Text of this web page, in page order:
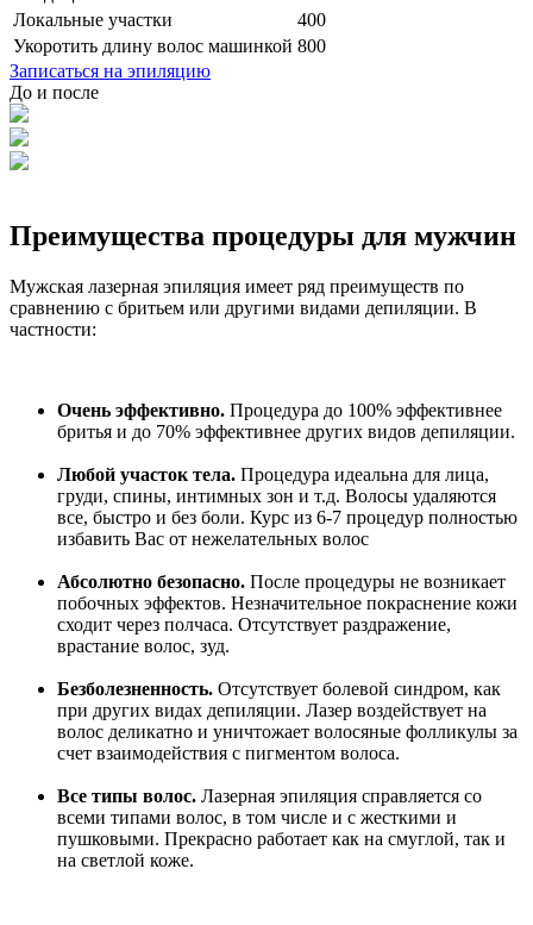
Локальные участки
400
Укоротить длину волос машинкой 800
Записаться на эпиляцию
До и после
Преимущества процедуры для мужчин
Мужская лазерная эпиляция имеет ряд преимуществ по
сравнению с бритьем или другими видами депиляции. В
частности:
Очень эффективно. Процедура до 100% эффективнее
бритья и до 70% эффективнее других видов депиляции.
Любой участок тела. Процедура идеальна для лица,
груди, спины, интимных зон и т.д. Волосы удаляются
все, быстро и без боли. Курс из 6-7 процедур полностью
избавить Вас от нежелательных волос
Абсолютно безопасно. После процедуры не возникает
побочных эффектов. Незначительное покраснение кожи
сходит через полчаса. Отсутствует раздражение,
врастание волос, зуд.
Безболезненность. Отсутствует болевой синдром, как
при других видах депиляции. Лазер воздействует на
волос деликатно и уничтожает волосяные фолликулы за
счет взаимодействия с пигментом волоса.
Все типы волос. Лазерная эпиляция справляется со
всеми типами волос, в том числе и с жесткими и
пушковыми. Прекрасно работает как на смуглой, так и
на светлой коже.